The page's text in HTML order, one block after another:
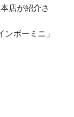
店が紹介さ
ボーミニ」